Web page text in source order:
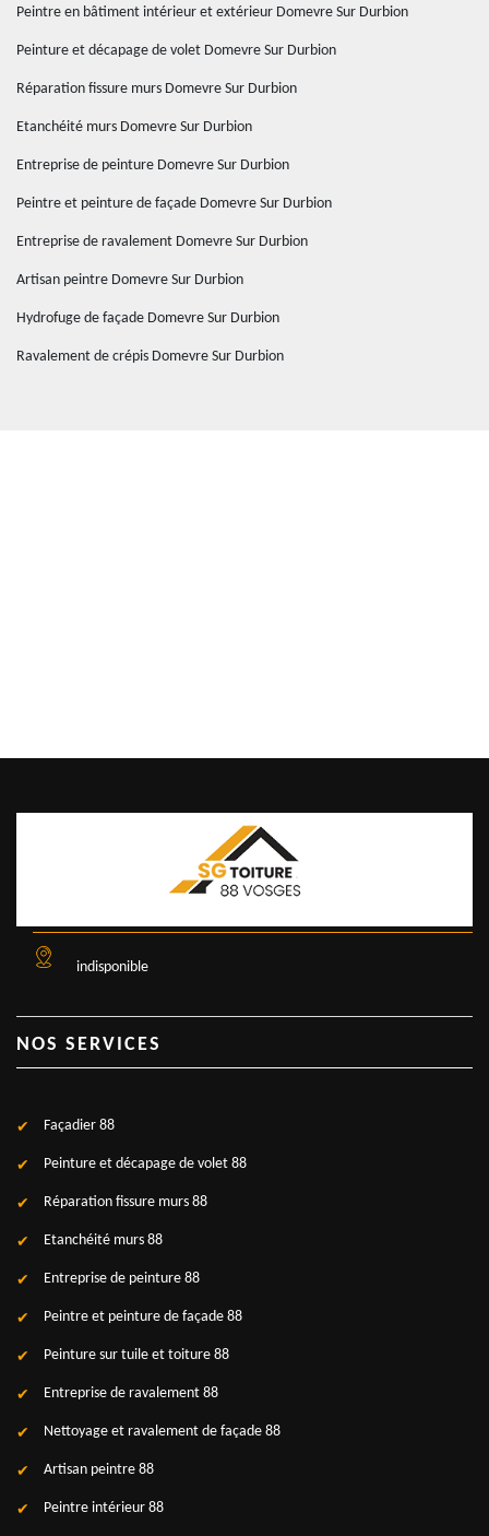
Peintre en bâtiment intérieur et extérieur Domevre Sur Durbion
Peinture et décapage de volet Domevre Sur Durbion
Réparation fissure murs Domevre Sur Durbion
Etanchéité murs Domevre Sur Durbion
Entreprise de peinture Domevre Sur Durbion
Peintre et peinture de façade Domevre Sur Durbion
Entreprise de ravalement Domevre Sur Durbion
Artisan peintre Domevre Sur Durbion
Hydrofuge de façade Domevre Sur Durbion
Ravalement de crépis Domevre Sur Durbion
indisponible
NOS SERVICES
Façadier 88
Peinture et décapage de volet 88
Réparation fissure murs 88
Etanchéité murs 88
Entreprise de peinture 88
Peintre et peinture de façade 88
Peinture sur tuile et toiture 88
Entreprise de ravalement 88
Nettoyage et ravalement de façade 88
Artisan peintre 88
Peintre intérieur 88